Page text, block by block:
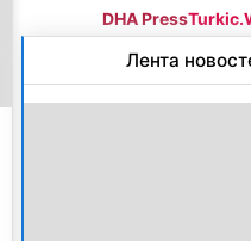
DHA Press
Лента